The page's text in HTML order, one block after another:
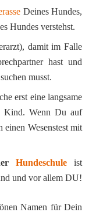
Deines Hundes,
Hundes verstehst.
damit im Falle
hast und
suchen musst.
erst eine langsame
Kind. Wenn Du auf
Wesenstest mit
Hundeschule
ist
und vor allem DU!
Namen für Dein